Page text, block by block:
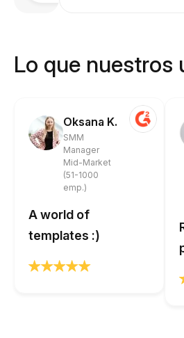
Lo que nuestros
Oksana K.
SMM
Manager
Mid-Market
(51-1000
emp.)
A world of
templates :)